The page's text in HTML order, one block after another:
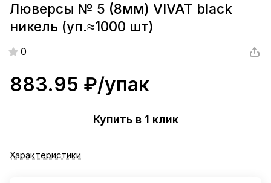
Люверсы № 5 (8мм) VIVAT black
никель (уп.≈1000 шт)
0
883.95 ₽/упак
Купить в 1 клик
Характеристики